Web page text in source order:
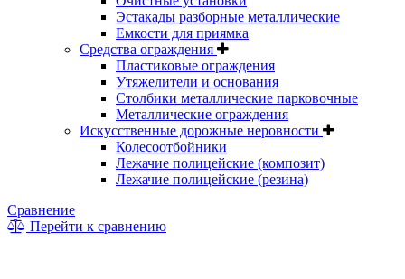
Эстакады разборные металлические
Емкости для приямка
Средства ограждения
Пластиковые ограждения
Утяжелители и основания
Столбики металлические парковочные
Металлические ограждения
Искусственные дорожные неровности
Колесоотбойники
Лежачие полицейские (композит)
Лежачие полицейские (резина)
Сравнение
Перейти к сравнению